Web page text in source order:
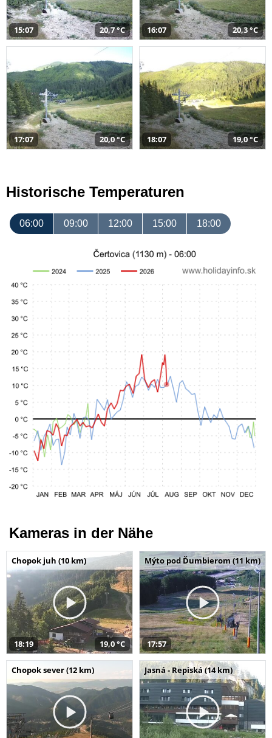
15:07 20,7 °C 16:07 20,3 °C
17:07 20,0 °C 18:07 19,0 °C
Historische Temperaturen
06:00 09:00 12:00 15:00 18:00
Kameras in der Nähe
Chopok juh (10 km)
18:19 19,0 °C
Mýto pod Ďumbierom (11 km)
17:57
Chopok sever (12 km) Jasná - Repiská (14 km)